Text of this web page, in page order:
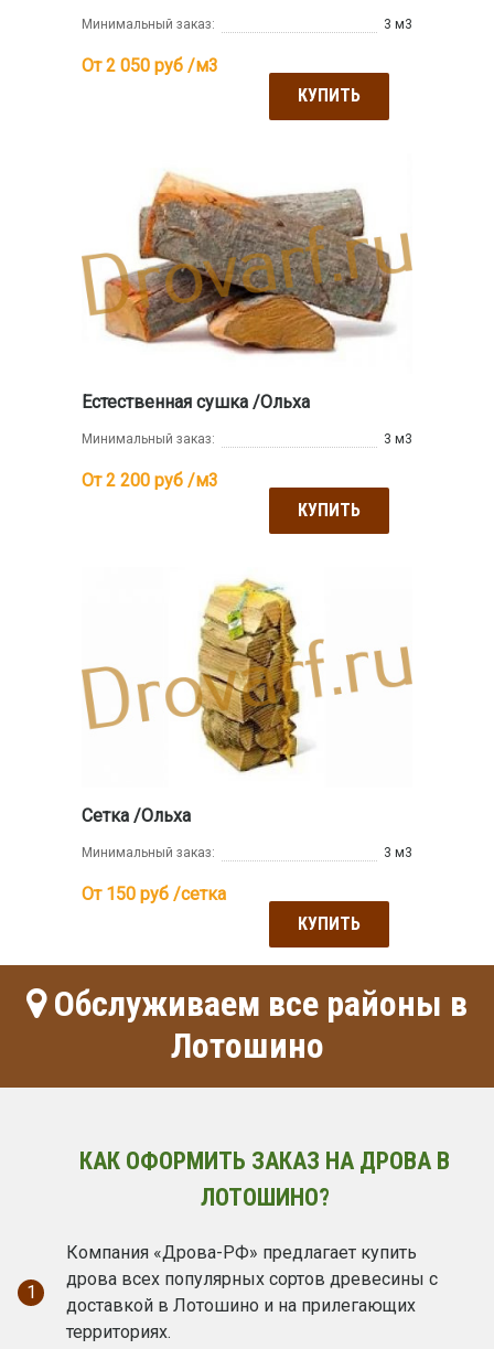
Минимальный заказ: 3 м3
От 2 050 руб /м3
КУПИТЬ
Естественная сушка /Ольха
Минимальный заказ: 3 м3
От 2 200 руб /м3
КУПИТЬ
Сетка /Ольха
Минимальный заказ: 3 м3
От 150 руб /сетка
КУПИТЬ
Обслуживаем все районы в
Лотошино
КАК ОФОРМИТЬ ЗАКАЗ НА ДРОВА В
ЛОТОШИНО?
1
Компания «Дрова-РФ» предлагает купить
дрова всех популярных сортов древесины с
доставкой в Лотошино и на прилегающих
территориях.